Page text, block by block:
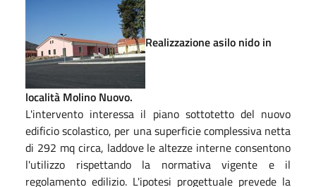
Realizzazione asilo nido in
località Molino Nuovo.
L'intervento interessa il piano sottotetto del nuovo
edificio scolastico, per una superficie complessiva netta
di 292 mq circa, laddove le altezze interne consentono
l'utilizzo rispettando la normativa vigente e il
regolamento edilizio. L'ipotesi progettuale prevede la